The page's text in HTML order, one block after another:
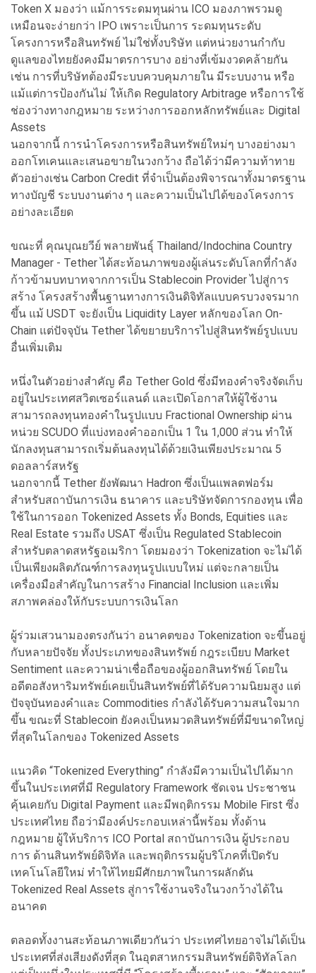
Token X มองว่า แม้การระดมทุนผ่าน ICO มองภาพรวมดู
เหมือนจะง่ายกว่า IPO เพราะเป็นการ ระดมทุนระดับ
โครงการหรือสินทรัพย์ ไม่ใช่ทั้งบริษัท แต่หน่วยงานกำกับ
ดูแลของไทยยังคงมีมาตรการบาง อย่างที่เข้มงวดคล้ายกัน
เช่น การที่บริษัทต้องมีระบบควบคุมภายใน มีระบบงาน หรือ
แม้แต่การป้องกันไม่ ให้เกิด Regulatory Arbitrage หรือการใช้
ช่องว่างทางกฎหมาย ระหว่างการออกหลักทรัพย์และ Digital
Assets
นอกจากนี้ การนำโครงการหรือสินทรัพย์ใหม่ๆ บางอย่างมา
ออกโทเคนและเสนอขายในวงกว้าง ถือได้ว่ามีความท้าทาย
ตัวอย่างเช่น Carbon Credit ที่จำเป็นต้องพิจารณาทั้งมาตรฐาน
ทางบัญชี ระบบงานต่าง ๆ และความเป็นไปได้ของโครงการ
อย่างละเอียด
ขณะที่ คุณบุณยวีย์ พลายพันธุ์ Thailand/Indochina Country
Manager - Tether ได้สะท้อนภาพของผู้เล่นระดับโลกที่กำลัง
ก้าวข้ามบทบาทจากการเป็น Stablecoin Provider ไปสู่การ
สร้าง โครงสร้างพื้นฐานทางการเงินดิจิทัลแบบครบวงจรมาก
ขึ้น แม้ USDT จะยังเป็น Liquidity Layer หลักของโลก On-
Chain แต่ปัจจุบัน Tether ได้ขยายบริการไปสู่สินทรัพย์รูปแบบ
อื่นเพิ่มเติม
หนึ่งในตัวอย่างสำคัญ คือ Tether Gold ซึ่งมีทองคำจริงจัดเก็บ
อยู่ในประเทศสวิตเซอร์แลนด์ และเปิดโอกาสให้ผู้ใช้งาน
สามารถลงทุนทองคำในรูปแบบ Fractional Ownership ผ่าน
หน่วย SCUDO ที่แบ่งทองคำออกเป็น 1 ใน 1,000 ส่วน ทำให้
นักลงทุนสามารถเริ่มต้นลงทุนได้ด้วยเงินเพียงประมาณ 5
ดอลลาร์สหรัฐ
นอกจากนี้ Tether ยังพัฒนา Hadron ซึ่งเป็นแพลตฟอร์ม
สำหรับสถาบันการเงิน ธนาคาร และบริษัทจัดการกองทุน เพื่อ
ใช้ในการออก Tokenized Assets ทั้ง Bonds, Equities และ
Real Estate รวมถึง USAT ซึ่งเป็น Regulated Stablecoin
สำหรับตลาดสหรัฐอเมริกา โดยมองว่า Tokenization จะไม่ได้
เป็นเพียงผลิตภัณฑ์การลงทุนรูปแบบใหม่ แต่จะกลายเป็น
เครื่องมือสำคัญในการสร้าง Financial Inclusion และเพิ่ม
สภาพคล่องให้กับระบบการเงินโลก
ผู้ร่วมเสวนามองตรงกันว่า อนาคตของ Tokenization จะขึ้นอยู่
กับหลายปัจจัย ทั้งประเภทของสินทรัพย์ กฎระเบียบ Market
Sentiment และความน่าเชื่อถือของผู้ออกสินทรัพย์ โดยใน
อดีตอสังหาริมทรัพย์เคยเป็นสินทรัพย์ที่ได้รับความนิยมสูง แต่
ปัจจุบันทองคำและ Commodities กำลังได้รับความสนใจมาก
ขึ้น ขณะที่ Stablecoin ยังคงเป็นหมวดสินทรัพย์ที่มีขนาดใหญ่
ที่สุดในโลกของ Tokenized Assets
แนวคิด “Tokenized Everything” กำลังมีความเป็นไปได้มาก
ขึ้นในประเทศที่มี Regulatory Framework ชัดเจน ประชาชน
คุ้นเคยกับ Digital Payment และมีพฤติกรรม Mobile First ซึ่ง
ประเทศไทย ถือว่ามีองค์ประกอบเหล่านี้พร้อม ทั้งด้าน
กฎหมาย ผู้ให้บริการ ICO Portal สถาบันการเงิน ผู้ประกอบ
การ ด้านสินทรัพย์ดิจิทัล และพฤติกรรมผู้บริโภคที่เปิดรับ
เทคโนโลยีใหม่ ทำให้ไทยมีศักยภาพในการผลักดัน
Tokenized Real Assets สู่การใช้งานจริงในวงกว้างได้ใน
อนาคต
ตลอดทั้งงานสะท้อนภาพเดียวกันว่า ประเทศไทยอาจไม่ได้เป็น
ประเทศที่ส่งเสียงดังที่สุด ในอุตสาหกรรมสินทรัพย์ดิจิทัลโลก